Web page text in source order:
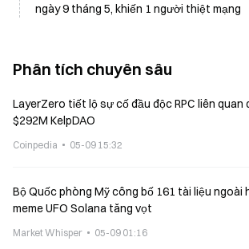
ngày 9 tháng 5, khiến 1 người thiệt mạng
Phân tích chuyên sâu
LayerZero tiết lộ sự cố đầu độc RPC liên quan
$292M KelpDAO
Coinpedia 05-09 15:32
Bộ Quốc phòng Mỹ công bố 161 tài liệu ngoài
meme UFO Solana tăng vọt
Market Whisper 05-09 01:16